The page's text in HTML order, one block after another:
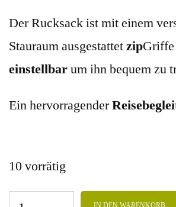
Der Rucksack ist mit einem
Stauraum ausgestattetzip
einstellbarum ihn bequem zu
Ein hervorragender
10 vorrätig
IN DEN WARENKORB